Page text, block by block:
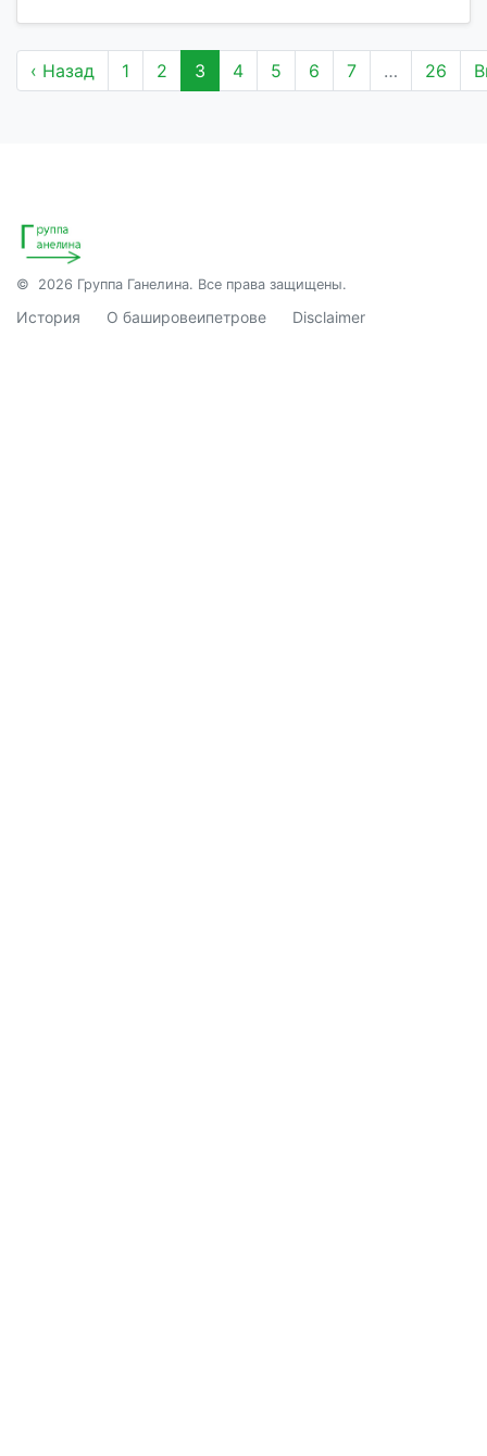
‹ Назад 1 2 3 4 5 6 7 … 26
© 2026 Группа Ганелина. Все права защищены.
История О башировеипетрове Disclaimer